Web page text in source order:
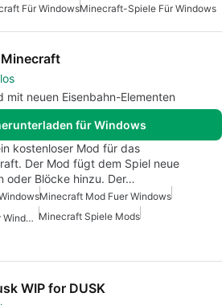
Für WindowsMinecraft-Spiele Für Windows
mit neuen Eisenbahn-Elementen
für Windows
kostenloser Mod für das
Der Mod fügt dem Spiel neue
oder Blöcke hinzu. Der…
Minecraft Mod Fuer Windows
Minecraft Minecraft Mods Fuer Windows Minecraft Spiele Mods
WIP for DUSK